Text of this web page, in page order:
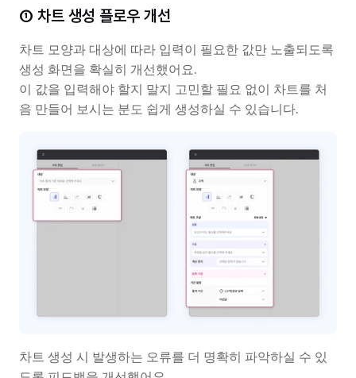
① 차트 생성 플로우 개선
차트 모양과 대상에 따라 입력이 필요한 값만 노출되도록
생성 화면을 확실히 개선했어요.
이 값을 입력해야 할지 말지 고민할 필요 없이 차트를 처
음 만들어 보시는 분도 쉽게 생성하실 수 있습니다.
차트 생성 시 발생하는 오류를 더 명확히 파악하실 수 있